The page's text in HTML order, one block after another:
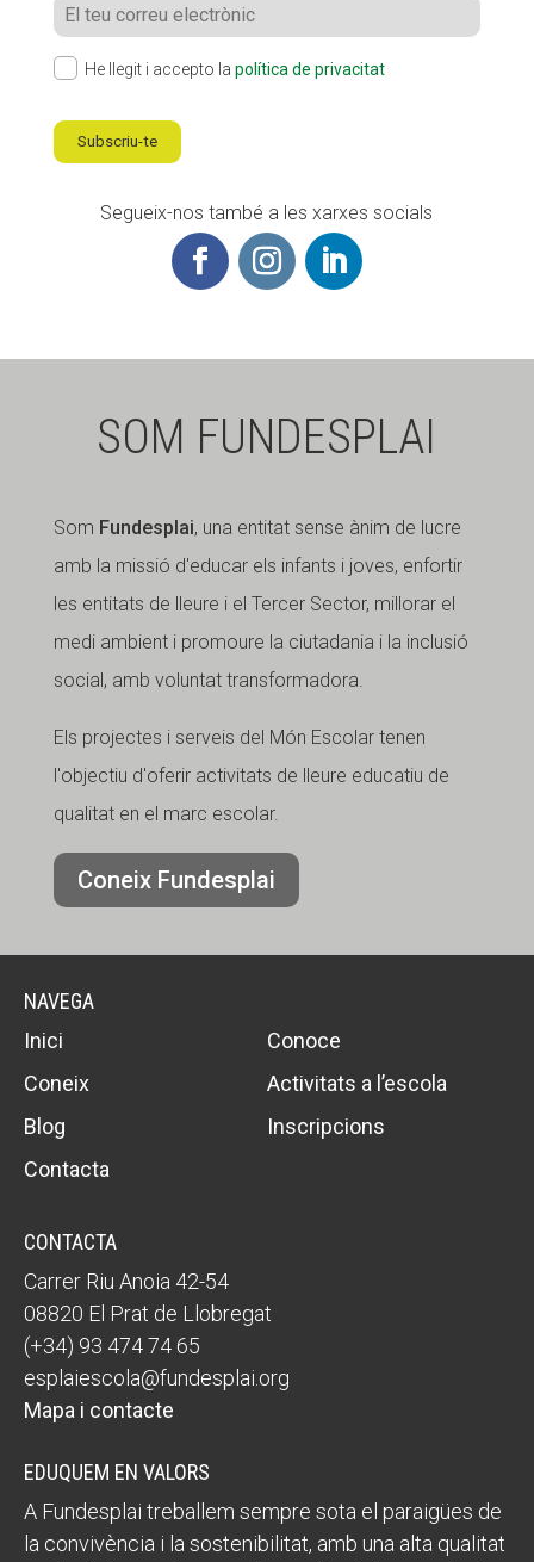
He llegit i accepto la política de privacitat
Subscriu-te
Segueix-nos també a les xarxes socials
SOM FUNDESPLAI
Som Fundesplai, una entitat sense ànim de lucre
amb la missió d'educar els infants i joves, enfortir
les entitats de lleure i el Tercer Sector, millorar el
medi ambient i promoure la ciutadania i la inclusió
social, amb voluntat transformadora.
Els projectes i serveis del Món Escolar tenen
l'objectiu d'oferir activitats de lleure educatiu de
qualitat en el marc escolar.
Coneix Fundesplai
NAVEGA
Inici
Conoce
Coneix
Activitats a l’escola
Blog
Inscripcions
Contacta
CONTACTA
Carrer Riu Anoia 42-54
08820 El Prat de Llobregat
(+34) 93 474 74 65
esplaiescola@fundesplai.org
Mapa i contacte
EDUQUEM EN VALORS
A Fundesplai treballem sempre sota el paraigües de
la convivència i la sostenibilitat, amb una alta qualitat